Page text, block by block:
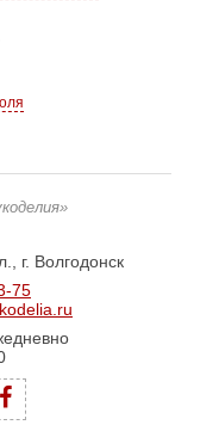
г. Волгодонск
75